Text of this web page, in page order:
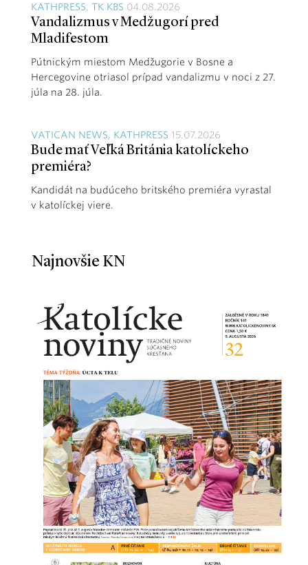
KATHPRESS, TK KBS 04.08.2026
Vandalizmus v Medžugorí pred
Mladifestom
Pútnickým miestom Medžugorie v Bosne a
Hercegovine otriasol prípad vandalizmu v noci z 27.
júla na 28. júla.
VATICAN NEWS, KATHPRESS 15.07.2026
Bude mať Veľká Británia katolíckeho
premiéra?
Kandidát na budúceho britského premiéra vyrastal
v katolíckej viere.
Najnovšie KN